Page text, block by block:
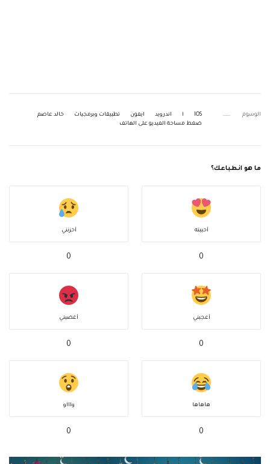
الوسوم IOS ا اندرويد ايفون تطبيقات وبرمجيات
خالد عاصم
ضغط مساحة الفيديو على الهاتف
ما هو انطباعك؟
أحببته
0
أحزنني
0
أعجبني
0
أغضبني
0
هاهاها
0
واااو
0